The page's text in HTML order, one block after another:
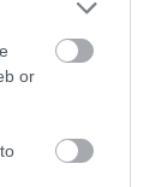
or
rejtély.
a